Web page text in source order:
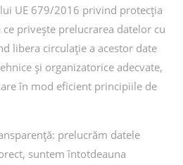
UE 679/2016 privind protecția
privește prelucrarea datelor cu
libera circulație a acestor date
și organizatorice adecvate,
în mod eficient principiile de
prelucrăm datele
suntem întotdeauna